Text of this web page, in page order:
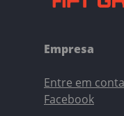
Empresa
Entre em
Facebook